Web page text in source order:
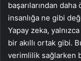
başarılarından
insanlığa ne gibi
Yapay zeka,
bir akıllı ortak gibi.
verimlilik sağlarken